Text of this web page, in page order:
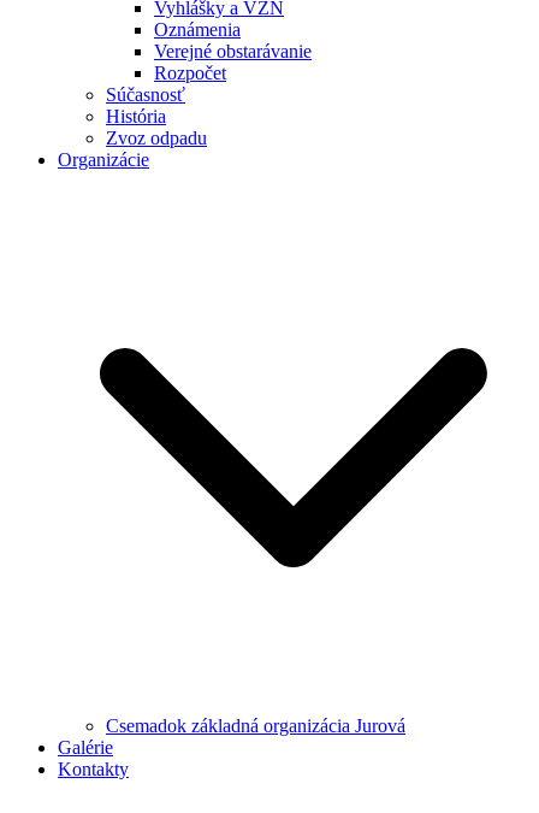
Vyhlášky a VZN
Oznámenia
Verejné obstarávanie
Rozpočet
Súčasnosť
História
Zvoz odpadu
Organizácie
Csemadok základná organizácia Jurová
Galérie
Kontakty